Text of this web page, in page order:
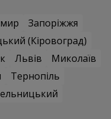
Запоріжжя
(Кіровоград)
Львів
Миколаїв
Тернопіль